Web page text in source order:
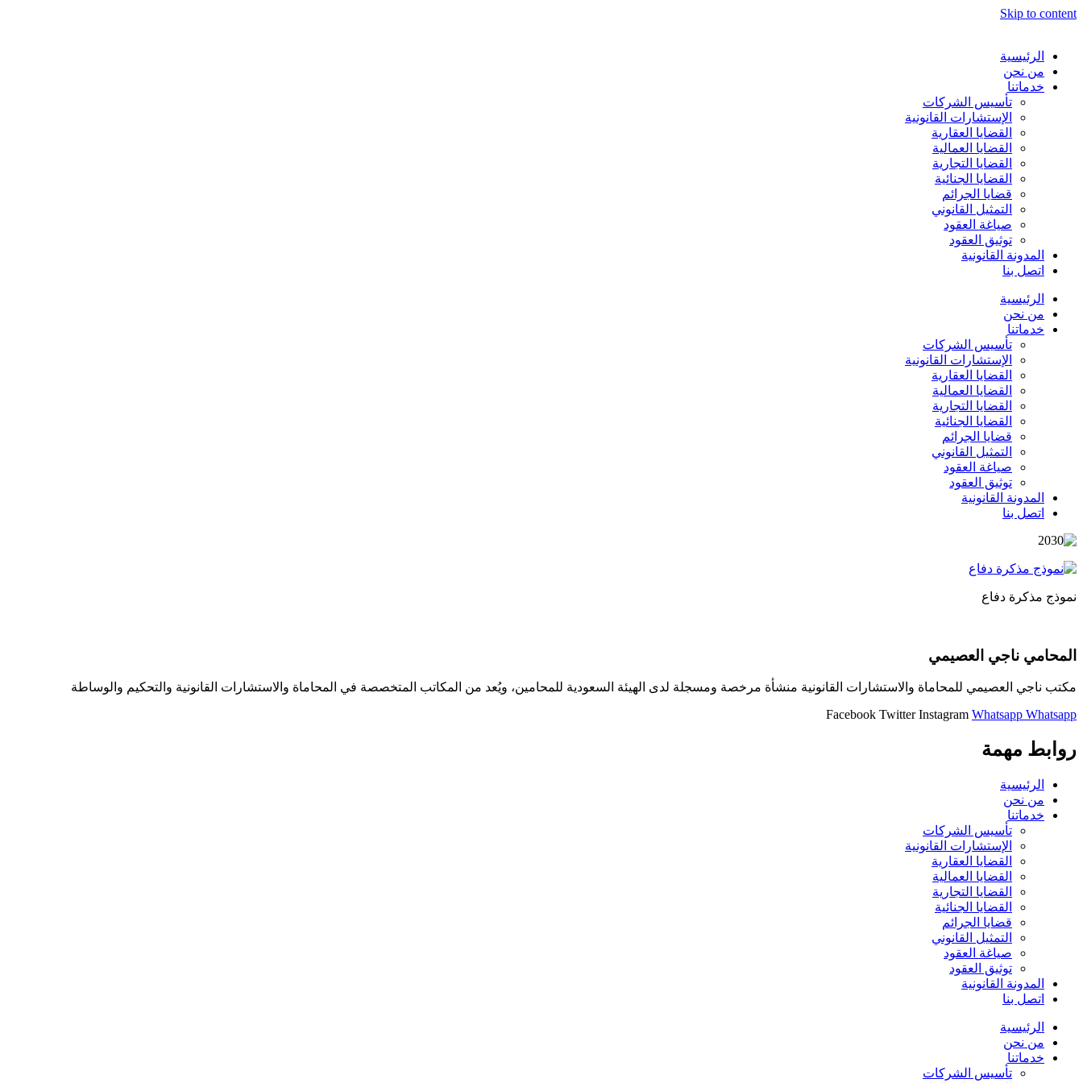
Skip to content
الرئيسية
من نحن
خدماتنا
تأسيس الشركات
الإستشارات القانونية
القضايا العقارية
القضايا العمالية
القضايا التجارية
القضايا الجنائية
قضايا الجرائم
التمثيل القانوني
صياغة العقود
توثيق العقود
المدونة القانونية
اتصل بنا
الرئيسية
من نحن
خدماتنا
تأسيس الشركات
الإستشارات القانونية
القضايا العقارية
القضايا العمالية
القضايا التجارية
القضايا الجنائية
قضايا الجرائم
التمثيل القانوني
صياغة العقود
توثيق العقود
المدونة القانونية
اتصل بنا
نموذج مذكرة دفاع
المحامي ناجي العصيمي
مكتب ناجي العصيمي للمحاماة والاستشارات القانونية منشأة مرخصة ومسجلة لدى الهيئة السعودية للمحامين، ويُعد من المكاتب المتخصصة في المحاماة والاستشارات القانونية والتحكيم والوساطة
Facebook Twitter Instagram Whatsapp Whatsapp
روابط مهمة
الرئيسية
من نحن
خدماتنا
تأسيس الشركات
الإستشارات القانونية
القضايا العقارية
القضايا العمالية
القضايا التجارية
القضايا الجنائية
قضايا الجرائم
التمثيل القانوني
صياغة العقود
توثيق العقود
المدونة القانونية
اتصل بنا
الرئيسية
من نحن
خدماتنا
تأسيس الشركات